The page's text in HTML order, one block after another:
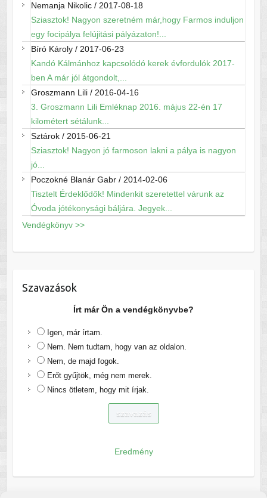
Nemanja Nikolic/ 2017-08-18
Sziasztok! Nagyon szeretném már,hogy Farmos induljon
egy focipálya felújitási pályázaton!...
Bíró Károly/ 2017-06-23
Kandó Kálmánhoz kapcsolódó kerek évfordulók 2017-
ben A már jól átgondolt,...
Groszmann Lili/ 2016-04-16
3. Groszmann Lili Emléknap 2016. május 22-én 17
kilométert sétálunk...
Sztárok/ 2015-06-21
Sziasztok! Nagyon jó farmoson lakni a pálya is nagyon
jó...
Poczokné Blanár Gabr/ 2014-02-06
Tisztelt Érdeklődők! Mindenkit szeretettel várunk az
Óvoda jótékonysági báljára. Jegyek...
Vendégkönyv >>
Szavazások
Írt már Ön a vendégkönyvbe?
Igen, már írtam.
Nem. Nem tudtam, hogy van az oldalon.
Nem, de majd fogok.
Erőt gyűjtök, még nem merek.
Nincs ötletem, hogy mit írjak.
Eredmény